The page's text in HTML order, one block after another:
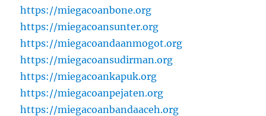
https://miegacoanbone.org
https://miegacoansunter.org
https://miegacoandaanmogot.org
https://miegacoansudirman.org
https://miegacoankapuk.org
https://miegacoanpejaten.org
https://miegacoanbandaaceh.org